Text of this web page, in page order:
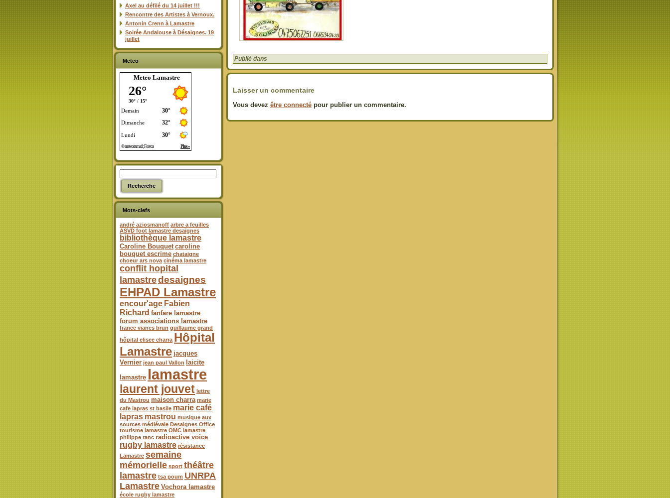
Axel au défilé du 14 juillet !!!
Rencontre des Artistes à Vernoux.
Antonin Crenn à Lamastre
Soirée Andalouse à Désaignes. 19
juillet
Meteo
Meteo Lamastre
Mots-clefs
andré aziosmanoff arbre a feuilles
ASVD foot lamastre desaignes
bibliothèque lamastre
Caroline Bouquet caroline
bouquet escrime chataigne
choeur ars nova cinéma lamastre
conflit hopital
lamastredesaignes
EHPAD Lamastre
encour'age Fabien
Richard fanfare lamastre
forum associations lamastre
france vianes brun guillaume grand
hôpital elisee charra Hôpital
Lamastre jacques
Vernier jean paul Vallon
laicite
lamastre lamastre
laurent jouvet lettre
du Mastrou maison charra marie
cafe lapras st basile marie café
lapras mastrou musique aux
sources médiévale Desaignes Office
tourisme lamastre OMC lamastre
philippe ranc radioactive voice
rugby lamastre résistance
Lamastre semaine
mémorielle sport théâtre
lamastre tsa poum UNRPA
Lamastre Vochora lamastre
école rugby lamastre
Publié dans
Laisser un commentaire
Vous devez être connecté pour publier un commentaire.